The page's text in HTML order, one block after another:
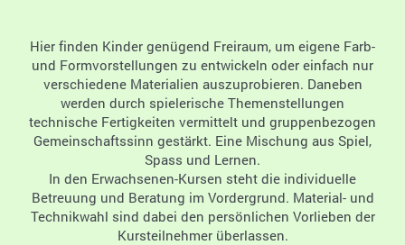
Hier finden Kinder genügend Freiraum, um eigene Farb-
und Formvorstellungen zu entwickeln oder einfach nur
verschiedene Materialien auszuprobieren. Daneben
werden durch spielerische Themenstellungen
technische Fertigkeiten vermittelt und gruppenbezogen
Gemeinschaftssinn gestärkt. Eine Mischung aus Spiel,
Spass und Lernen.
In den Erwachsenen-Kursen steht die individuelle
Betreuung und Beratung im Vordergrund. Material- und
Technikwahl sind dabei den persönlichen Vorlieben der
Kursteilnehmer überlassen.